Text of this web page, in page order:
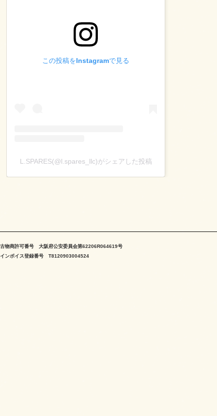
この投稿をInstagramで見る
L.SPARES(@l.spares_llc)がシェアした投稿
古物商許可番号 大阪府公安委員会第62206R064619号
インボイス登録番号 T8120903004524